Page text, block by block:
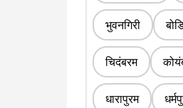
भुवनगिरी
चिदंबरम
धारापुरम